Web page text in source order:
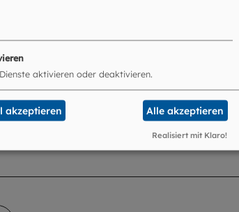
und Ordensberufungen
aktivieren oder deaktivieren.
akzeptieren Alle akzeptieren
Realisiert mit Klaro!